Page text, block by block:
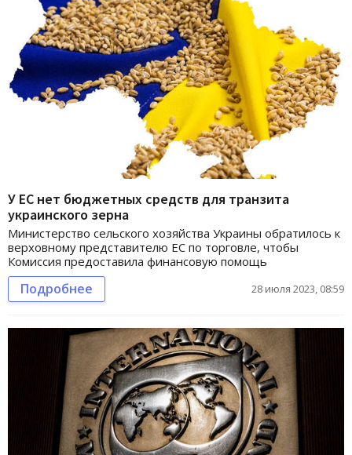
У ЕС нет бюджетных средств для транзита
украинского зерна
Министерство сельского хозяйства Украины обратилось к
верховному представителю ЕС по торговле, чтобы
Комиссия предоставила финансовую помощь
Подробнее 28 июля 2023, 08:59